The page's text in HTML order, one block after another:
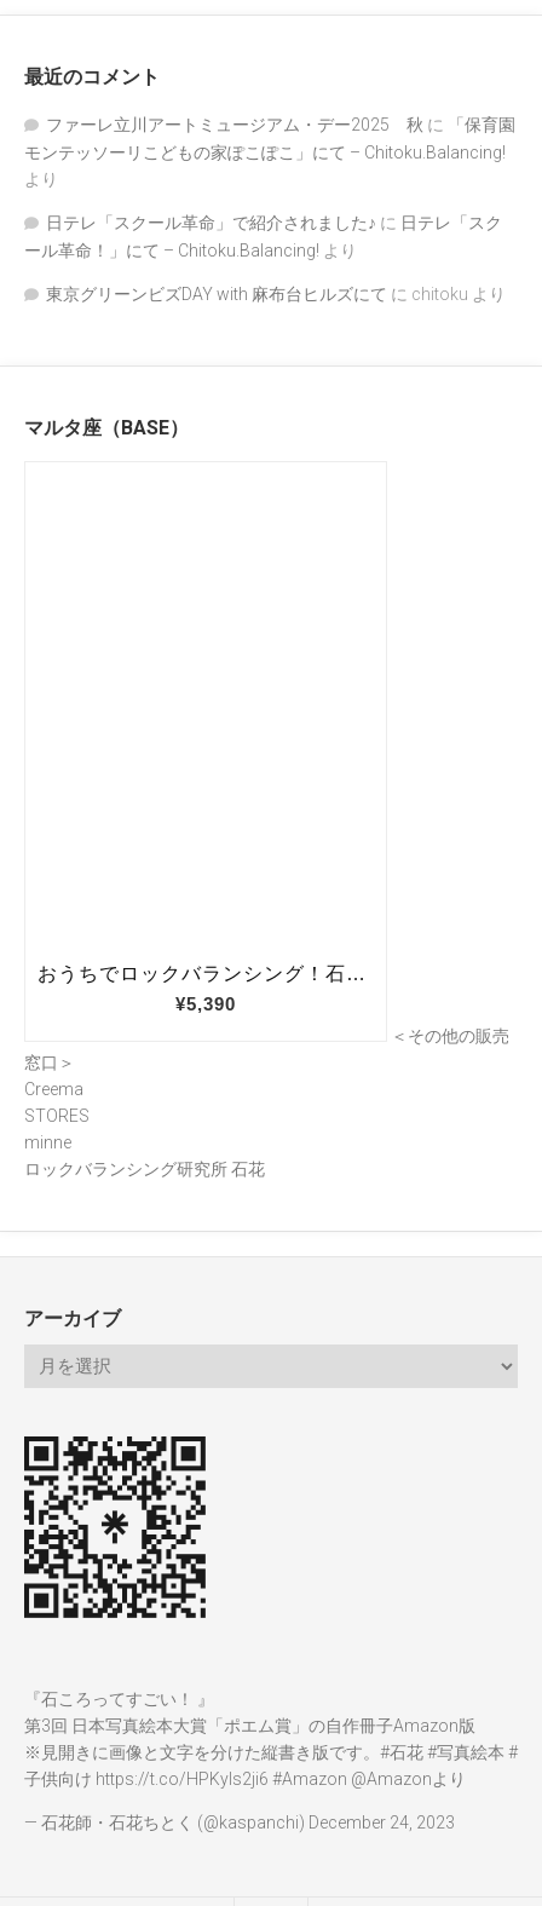
最近のコメント
ファーレ立川アートミュージアム・デー2025 秋 に
「保育園
モンテッソーリこどもの家ぽこぽこ」にて – Chitoku.Balancing!
より
日テレ「スクール革命」で紹介されました♪ に 日テレ「スク
ール革命！」にて – Chitoku.Balancing! より
東京グリーンビズDAY with 麻布台ヒルズにて に chitoku より
マルタ座（BASE）
＜その他の販売
窓口＞
Creema
STORES
minne
ロックバランシング研究所 石花
アーカイブ
『石ころってすごい！ 』
第3回 日本写真絵本大賞「ポエム賞」の自作冊子Amazon版
※見開きに画像と文字を分けた縦書き版です。 #石花#写真絵本 #
子供向け https://t.co/HPKyIs2ji6 #Amazon @Amazonより
— 石花師・石花ちとく (@kaspanchi) December 24, 2023